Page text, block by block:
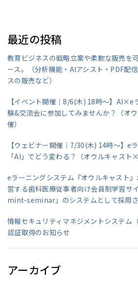
最近の投稿
教育ビジネスの戦略立案や柔軟な販売を
ース。（分析機能・AIアシスト・PDF配
スの販売など）
【イベント開催｜8/6(木) 18時～】AI×e
験&交流会に参加してみませんか？（オ
催）
【ウェビナー開催｜7/30(木) 14時～】e
「AI」でどう変わる？（オウルキャスト
eラーニングシステム『オウルキャスト
営する歯科医療従事者向け会員制学習サ
mint-seminar」のシステムとして採用さ
情報セキュリティマネジメントシステム
認証取得のお知らせ
アーカイブ